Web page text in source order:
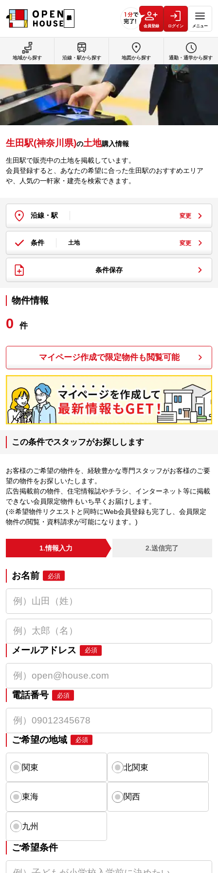
会員登録 ログイン メニュー
生田駅(神奈川県)の土地購入情報
生田駅で販売中の土地を掲載しています。
会員登録すると、あなたの希望に合った生田駅のおすすめエリア
や、人気の一軒家・建売を検索できます。
沿線・駅 変更
条件 土地 変更
条件保存
物件情報
0 件
マイページ作成で限定物件も閲覧可能
この条件でスタッフがお探しします
お客様のご希望の物件を、経験豊かな専門スタッフがお客様のご要
望の物件をお探しいたします。
広告掲載前の物件、住宅情報誌やチラシ、インターネット等に掲載
できない会員限定物件もいち早くお届けします。
(※希望物件リクエストと同時にWeb会員登録も完了し、会員限定
物件の閲覧・資料請求が可能になります。)
1.情報入力 2.送信完了
お名前 必須
メールアドレス 必須
電話番号 必須
ご希望の地域 必須
関東 北関東
東海 関西
九州
ご希望条件
地域から探す 沿線・駅から探す 地図から探す 通勤・通学から探す